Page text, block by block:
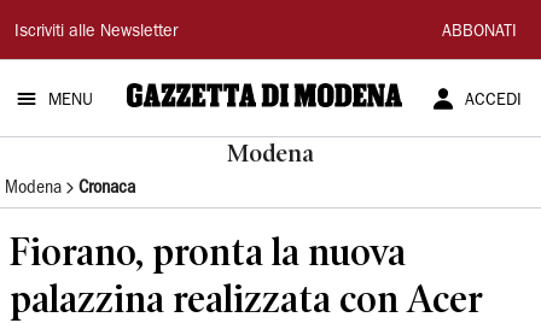
Gazzetta
di
Modena
Iscriviti alle Newsletter ABBONATI
MENU ACCEDI
Modena
Modena Cronaca
Fiorano, pronta la nuova
palazzina realizzata con Acer